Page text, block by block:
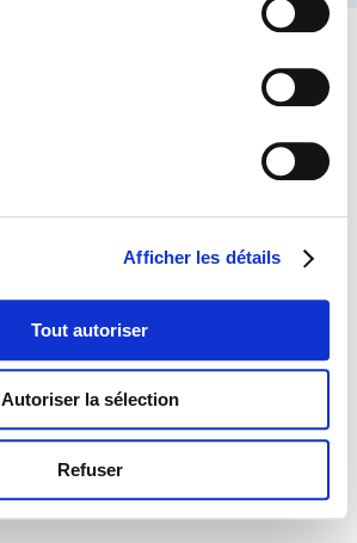
Afficher les détails
Tout autoriser
Autoriser la sélection
Refuser